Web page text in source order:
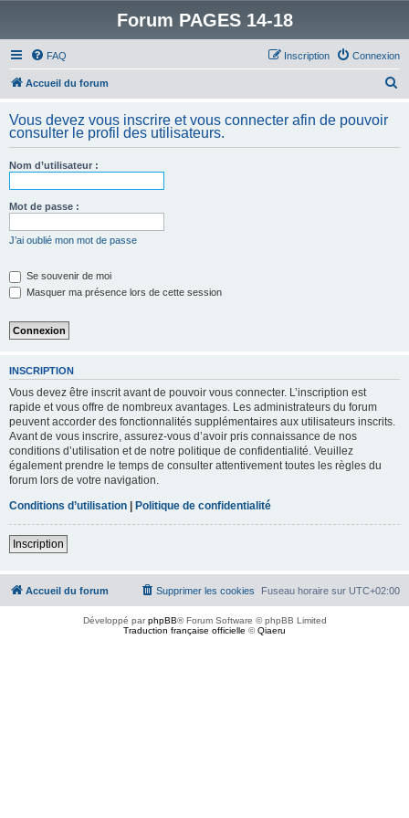
Forum PAGES 14-18
FAQ Connexion
Inscription
Accueil du forum
h
Vous devez vous inscrire et vous connecter afin de pouvoir
consulter le profil des utilisateurs.
Nom d’utilisateur :
Mot de passe :
J’ai oublié mon mot de passe
Se souvenir de moi
Masquer ma présence lors de cette session
INSCRIPTION
Vous devez être inscrit avant de pouvoir vous connecter. L’inscription est
rapide et vous offre de nombreux avantages. Les administrateurs du forum
peuvent accorder des fonctionnalités supplémentaires aux utilisateurs inscrits.
Avant de vous inscrire, assurez-vous d’avoir pris connaissance de nos
conditions d’utilisation et de notre politique de confidentialité. Veuillez
également prendre le temps de consulter attentivement toutes les règles du
forum lors de votre navigation.
Conditions d’utilisation | Politique de confidentialité
Inscription
Accueil du forum Fuseau horaire sur UTC+02:00
Supprimer les cookies
Développé parphpBB® Forum Software © phpBB Limited
Traduction française officielle ©Qiaeru